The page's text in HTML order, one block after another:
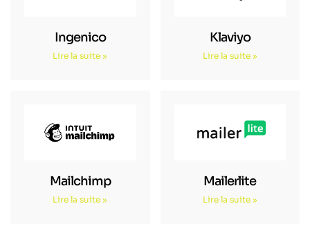
Ingenico
Lire la suite »
Klaviyo
Lire la suite »
Mailchimp
Lire la suite »
Mailerlite
Lire la suite »